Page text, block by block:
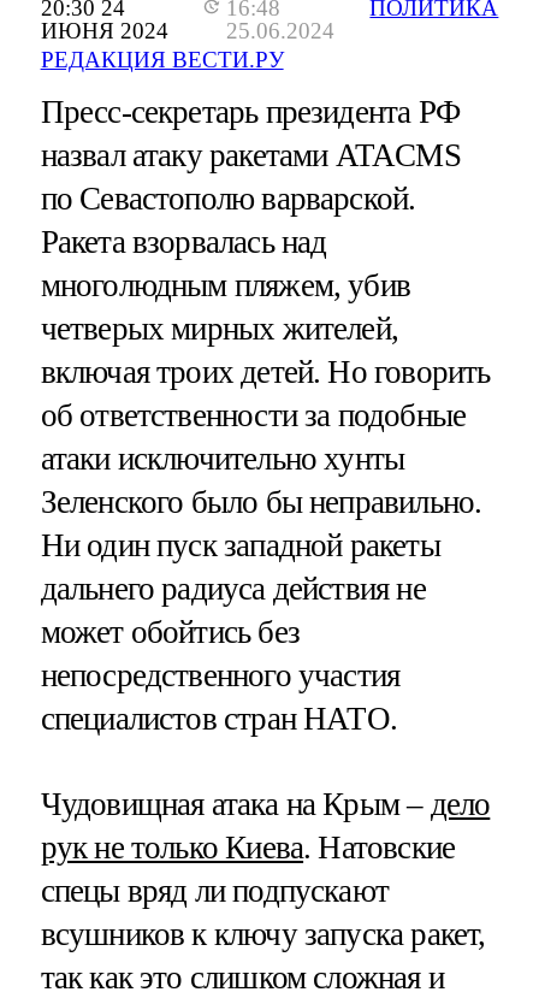
20:30 24
ИЮНЯ 2024
16:48
25.06.2024
РЕДАКЦИЯ ВЕСТИ.РУ
ПОЛИТИКА
Пресс-секретарь президента РФ
назвал атаку ракетами ATACMS
по Севастополю варварской.
Ракета взорвалась над
многолюдным пляжем, убив
четверых мирных жителей,
включая троих детей. Но говорить
об ответственности за подобные
атаки исключительно хунты
Зеленского было бы неправильно.
Ни один пуск западной ракеты
дальнего радиуса действия не
может обойтись без
непосредственного участия
специалистов стран НАТО.
Чудовищная атака на Крым – дело
рук не только Киева. Натовские
спецы вряд ли подпускают
всушников к ключу запуска ракет,
так как это слишком сложная и